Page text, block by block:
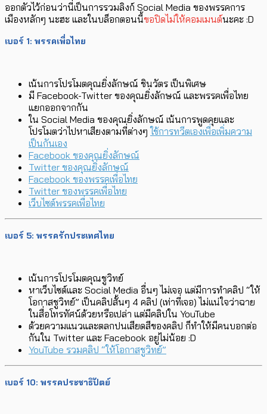
ออกตัวไว้ก่อนว่านี่เป็นการรวมลิงก์ Social Media ของพรรคการ
เมืองหลักๆ นะฮะ และในบล็อกตอนนี้ขอปิดไม่ให้คอมเมนต์นะคะ :D
เบอร์ 1: พรรคเพื่อไทย
เน้นการโปรโมตคุณยิ่งลักษณ์ ชินวัตร เป็นพิเศษ
มี Facebook-Twitter ของคุณยิ่งลักษณ์ และพรรคเพื่อไทย
แยกออกจากกัน
ใน Social Media ของคุณยิ่งลักษณ์ เน้นการพูดคุยและ
โปรโมตว่าไปหาเสียงตามที่ต่างๆใช้การทวีตเองเพื่อเพิ่มความ
เป็นกันเอง
Facebook ของคุณยิ่งลักษณ์
Twitter ของคุณยิ่งลักษณ์
Facebook ของพรรคเพื่อไทย
Twitter ของพรรคเพื่อไทย
เว็บไซต์พรรคเพื่อไทย
เบอร์ 5: พรรครักประเทศไทย
เน้นการโปรโมตคุณชูวิทย์
หาเว็บไซต์และ Social Media อื่นๆ ไม่เจอ แต่มีการทำคลิป “ให้
โอกาสชูวิทย์” เป็นคลิปสั้นๆ 4 คลิป (เท่าที่เจอ) ไม่แน่ใจว่าฉาย
ในสื่อโทรทัศน์ด้วยหรือเปล่า แต่มีคลิปใน YouTube
ด้วยความแนวและตลกปนเสียดสีของคลิป ก็ทำให้มีคนบอกต่อ
กันใน Twitter และ Facebook อยู่ไม่น้อย :D
YouTube รวมคลิป “ให้โอกาสชูวิทย์”
เบอร์ 10: พรรคประชาธิปัตย์